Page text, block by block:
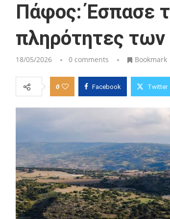
Πάφος: Έσπασε
πληρότητες
18/05/2026 0 comments Bookmark
0 Facebook Twitter